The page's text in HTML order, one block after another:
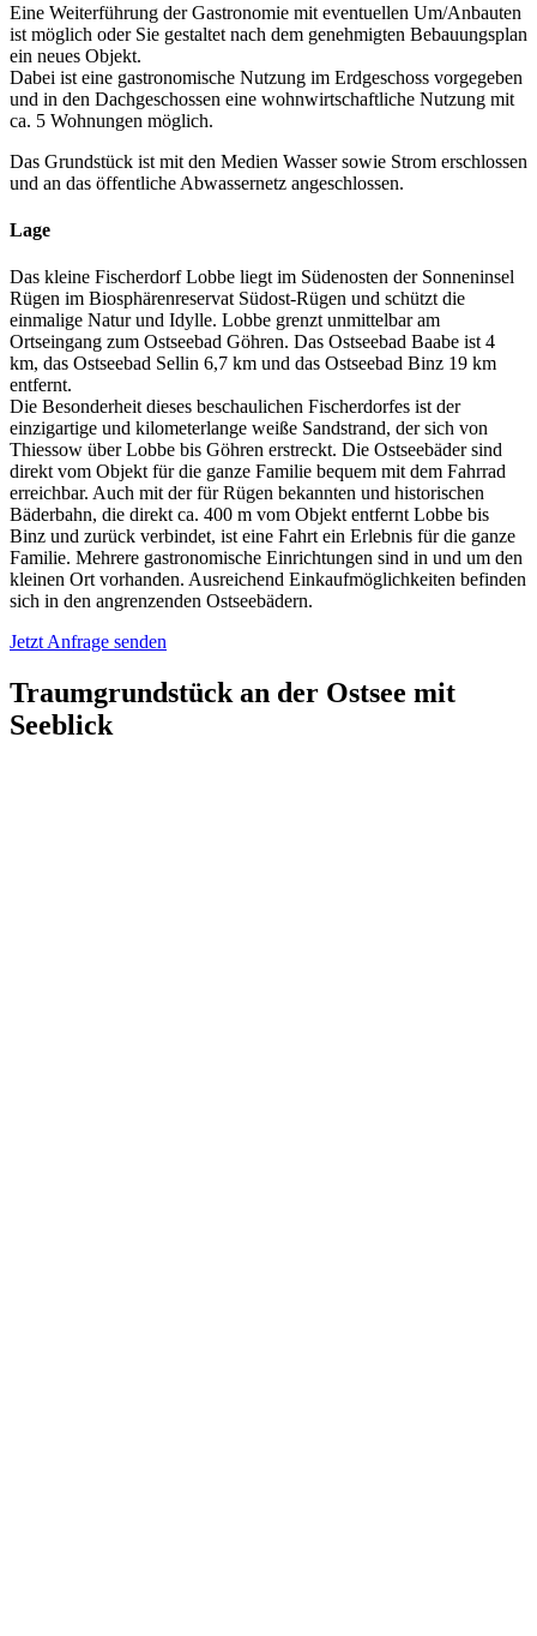
Eine Weiterführung der Gastronomie mit eventuellen Um/Anbauten
ist möglich oder Sie gestaltet nach dem genehmigten Bebauungsplan
ein neues Objekt.
Dabei ist eine gastronomische Nutzung im Erdgeschoss vorgegeben
und in den Dachgeschossen eine wohnwirtschaftliche Nutzung mit
ca. 5 Wohnungen möglich.
Das Grundstück ist mit den Medien Wasser sowie Strom erschlossen
und an das öffentliche Abwassernetz angeschlossen.
Lage
Das kleine Fischerdorf Lobbe liegt im Südenosten der Sonneninsel
Rügen im Biosphärenreservat Südost-Rügen und schützt die
einmalige Natur und Idylle. Lobbe grenzt unmittelbar am
Ortseingang zum Ostseebad Göhren. Das Ostseebad Baabe ist 4
km, das Ostseebad Sellin 6,7 km und das Ostseebad Binz 19 km
entfernt.
Die Besonderheit dieses beschaulichen Fischerdorfes ist der
einzigartige und kilometerlange weiße Sandstrand, der sich von
Thiessow über Lobbe bis Göhren erstreckt. Die Ostseebäder sind
direkt vom Objekt für die ganze Familie bequem mit dem Fahrrad
erreichbar. Auch mit der für Rügen bekannten und historischen
Bäderbahn, die direkt ca. 400 m vom Objekt entfernt Lobbe bis
Binz und zurück verbindet, ist eine Fahrt ein Erlebnis für die ganze
Familie. Mehrere gastronomische Einrichtungen sind in und um den
kleinen Ort vorhanden. Ausreichend Einkaufmöglichkeiten befinden
sich in den angrenzenden Ostseebädern.
Jetzt Anfrage senden
Traumgrundstück an der Ostsee mit
Seeblick